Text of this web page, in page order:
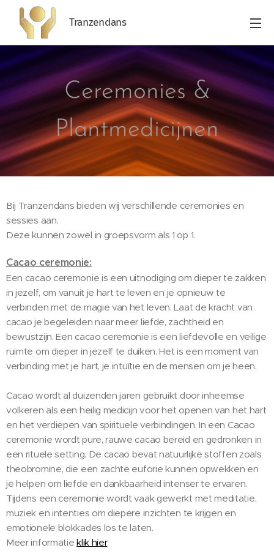
Tranzendans
Ceremonies &
Plantmedicijnen
Bij Tranzendans bieden wij verschillende ceremonies en
sessies aan.
Deze kunnen zowel in groepsvorm als 1 op 1.
Cacao ceremonie:
Een cacao ceremonie is een uitnodiging om dieper te zakken
in jezelf, om vanuit je hart te leven en je opnieuw te
verbinden met de magie van het leven. Laat de kracht van
cacao je begeleiden naar meer liefde, zachtheid en
bewustzijn. Een cacao ceremonie is een liefdevolle en veilige
ruimte om dieper in jezelf te duiken. Het is een moment van
verbinding met je hart, je intuïtie en de mensen om je heen.
Cacao wordt al duizenden jaren gebruikt door inheemse
volkeren als een heilig medicijn voor het openen van het hart
en het verdiepen van spirituele verbindingen. In een Cacao
ceremonie wordt pure, rauwe cacao bereid en gedronken in
een rituele setting. De cacao bevat natuurlijke stoffen zoals
theobromine, die een zachte euforie kunnen opwekken en
je helpen om liefde en dankbaarheid intenser te ervaren.
Tijdens een ceremonie wordt vaak gewerkt met meditatie,
muziek en intenties om diepere inzichten te krijgen en
emotionele blokkades los te laten.
Meer informatieklik hier